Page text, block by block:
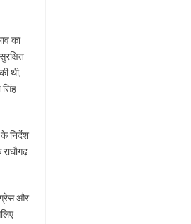
का
थी,
सिंह
निर्देश
और